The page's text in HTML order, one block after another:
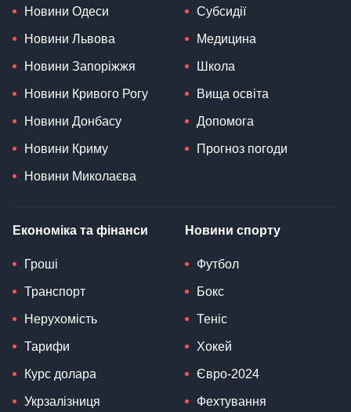
Новини Одеси
Новини Львова
Новини Запоріжжя
Новини Кривого Рогу
Новини Донбасу
Новини Криму
Новини Миколаєва
Субсидії
Медицина
Школа
Вища освіта
Допомога
Прогноз погоди
Економіка та фінанси
Гроші
Транспорт
Нерухомість
Тарифи
Курс долара
Укрзалізниця
Новини спорту
Футбол
Бокс
Теніс
Хокей
Євро-2024
Фехтування